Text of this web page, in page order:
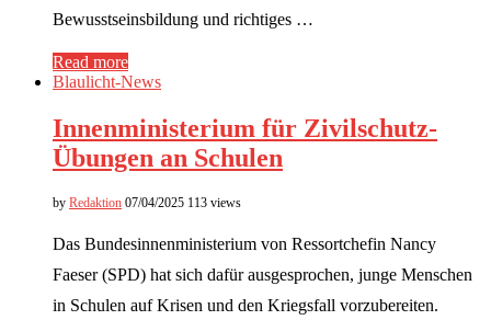
Bewusstseinsbildung und richtiges …
Read more
Blaulicht-News
Innenministerium für Zivilschutz-
Übungen an Schulen
by Redaktion 07/04/2025 113 views
Das Bundesinnenministerium von Ressortchefin Nancy
Faeser (SPD) hat sich dafür ausgesprochen, junge Menschen
in Schulen auf Krisen und den Kriegsfall vorzubereiten.